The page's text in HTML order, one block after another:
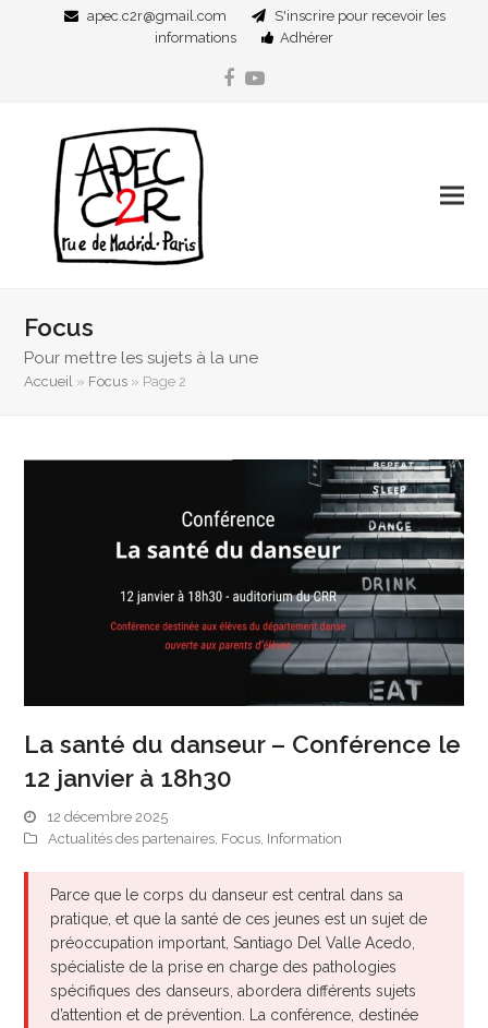
apec.c2r@gmail.com
S'inscrire pour recevoir les
informations
Adhérer
Facebook
YouTube
Focus
Pour mettre les sujets à la une
Accueil » Focus » Page 2
La santé du danseur – Conférence le
12 janvier à 18h30
12 décembre 2025
Actualités des partenaires Focus Information
Parce que le corps du danseur est central dans sa
pratique, et que la santé de ces jeunes est un sujet de
préoccupation important, Santiago Del Valle Acedo,
spécialiste de la prise en charge des pathologies
spécifiques des danseurs, abordera différents sujets
d’attention et de prévention. La conférence, destinée